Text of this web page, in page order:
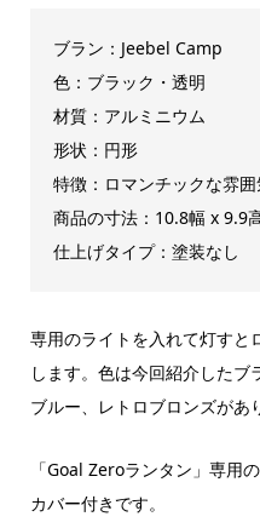
ブラン：Jeebel Camp
色：ブラック・透明
材質：アルミニウム
形状：円形
特徴：ロマンチックな雰
商品の寸法：10.8幅 x 9.9
仕上げタイプ：塗装なし
専用のライトを入れて灯すと
します。色は今回紹介したブ
ブルー、レトロブロンズがあ
「Goal Zeroランタン」専用
カバー付きです。